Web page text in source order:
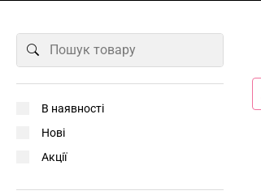
В наявності
Нові
Акції